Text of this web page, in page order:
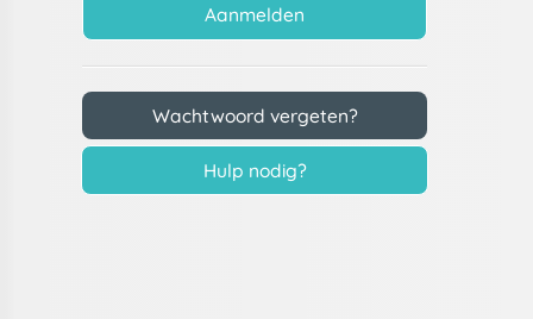
Aanmelden
Wachtwoord vergeten?
Hulp nodig?